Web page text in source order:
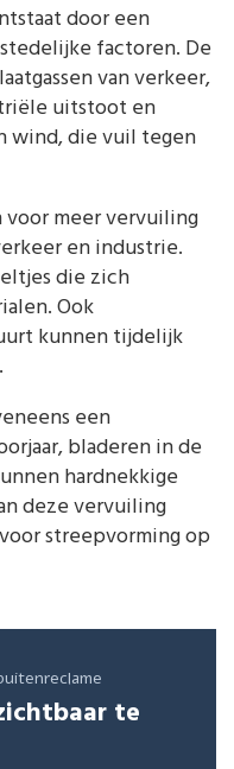
door een
factoren. De
van verkeer,
uitstoot en
wind, die vuil tegen
meer vervuiling
en industrie.
die zich
Ook
kunnen tijdelijk
een
bladeren in de
hardnekkige
deze vervuiling
streepvorming op
te